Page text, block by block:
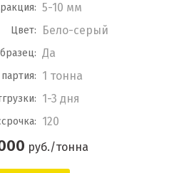
5-10 мм
Цвет: Бело-серый
Да
1 тонна
1-3 дня
120
руб./тонна